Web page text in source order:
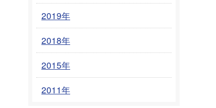
2019年
2018年
2015年
2011年